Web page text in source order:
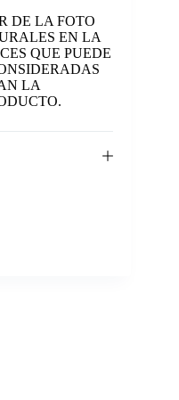
DE LA FOTO
EN LA
QUE PUEDE
LA